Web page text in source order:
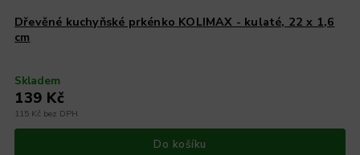
Dřevěné kuchyňské prkénko KOLIMAX - kulaté, 22 x 1,6
cm
Skladem
115 Kč bez DPH
139 Kč
Do košíku